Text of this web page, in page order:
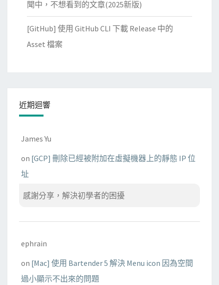
聞中，不想看到的文章(2025新版)
[GitHub] 使用 GitHub CLI 下載 Release 中的
Asset 檔案
近期迴響
James Yu
on [GCP] 刪除已經被附加在虛擬機器上的靜態 IP 位
址
感謝分享，解決初學者的困擾
ephrain
on [Mac] 使用 Bartender 5 解決 Menu icon 因為空間
過小顯示不出來的問題